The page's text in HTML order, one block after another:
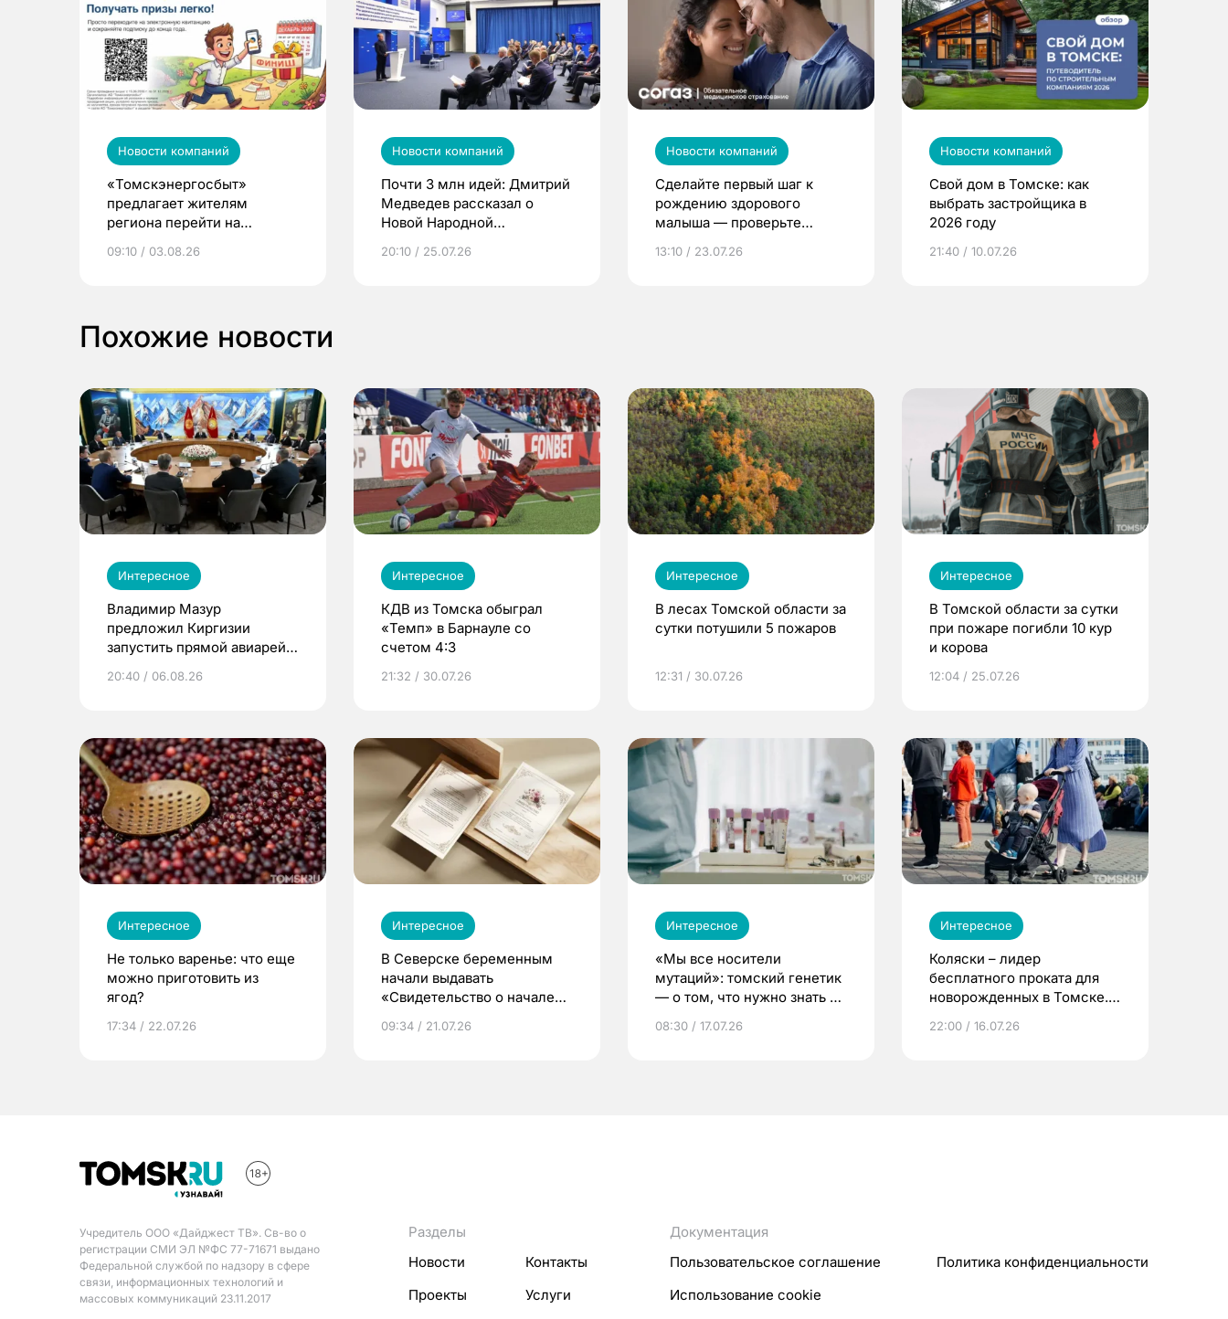
Новости компаний
«Томскэнергосбыт»
предлагает жителям
региона перейти на
выиграть призы
09:10 / 03.08.26
Новости компаний
Почти 3 млн идей: Дмитрий
Медведев рассказал о
Новой Народной
20:10 / 25.07.26
Новости компаний
Сделайте первый шаг к
рождению здорового
малыша — проверьте
по ОМС!
13:10 / 23.07.26
Новости компаний
Свой дом в Томске: как
выбрать застройщика в
2026 году
21:40 / 10.07.26
Похожие новости
Интересное
Владимир Мазур
предложил Киргизии
запустить прямой авиарейс
20:40 / 06.08.26
Интересное
КДВ из Томска обыграл
«Темп» в Барнауле со
счетом 4:3
21:32 / 30.07.26
Интересное
В лесах Томской области за
сутки потушили 5 пожаров
12:31 / 30.07.26
Интересное
В Томской области за сутки
при пожаре погибли 10 кур
и корова
12:04 / 25.07.26
Интересное
Не только варенье: что еще
можно приготовить из
ягод?
17:34 / 22.07.26
Интересное
В Северске беременным
начали выдавать
«Свидетельство о начале
09:34 / 21.07.26
Интересное
«Мы все носители
мутаций»: томский генетик
— о том, что нужно знать до
08:30 / 17.07.26
Интересное
Коляски – лидер
бесплатного проката для
новорожденных в Томске.
22:00 / 16.07.26
Учредитель ООО «Дайджест ТВ». Св-во о
регистрации СМИ ЭЛ №ФС 77-71671 выдано
Федеральной службой по надзору в сфере
связи, информационных технологий и
массовых коммуникаций 23.11.2017
Разделы
Новости
Контакты
Проекты
Услуги
Документация
Пользовательское соглашение
Политика конфиденциальности
Использование cookie